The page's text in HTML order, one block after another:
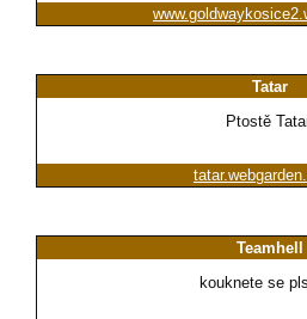
Tatar
Ptostě
Teamhell
kouknete se